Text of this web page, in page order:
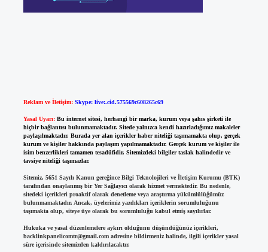
Reklam ve İletişim: Skype: live:.cid.575569c608265c69
Yasal Uyarı: Bu internet sitesi, herhangi bir marka, kurum veya şahıs şirketi ile
hiçbir bağlantısı bulunmamaktadır. Sitede yalnızca kendi hazırladığımız makaleler
paylaşılmaktadır. Burada yer alan içerikler haber niteliği taşımamakta olup, gerçek
kurum ve kişiler hakkında paylaşım yapılmamaktadır. Gerçek kurum ve kişiler ile
isim benzerlikleri tamamen tesadüfidir. Sitemizdeki bilgiler taslak halindedir ve
tavsiye niteliği taşımazlar.
Sitemiz, 5651 Sayılı Kanun gereğince Bilgi Teknolojileri ve İletişim Kurumu (BTK)
tarafından onaylanmış bir Yer Sağlayıcı olarak hizmet vermektedir. Bu nedenle,
sitedeki içerikleri proaktif olarak denetleme veya araştırma yükümlülüğümüz
bulunmamaktadır. Ancak, üyelerimiz yazdıkları içeriklerin sorumluluğunu
taşımakta olup, siteye üye olarak bu sorumluluğu kabul etmiş sayılırlar.
Hukuka ve yasal düzenlemelere aykırı olduğunu düşündüğünüz içerikleri,
backlinkpanelicomtr@gmail.comadresine bildirmeniz halinde, ilgili içerikler yasal
süre içerisinde sitemizden kaldırılacaktır.